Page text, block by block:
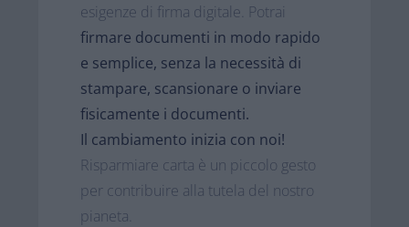
esigenze di firma digitale. Potrai
firmare documenti in modo rapido
e semplice, senza la necessità di
stampare, scansionare o inviare
fisicamente i documenti.​
Il cambiamento inizia con noi!
Risparmiare carta è un piccolo gesto
per contribuire alla tutela del nostro
pianeta.